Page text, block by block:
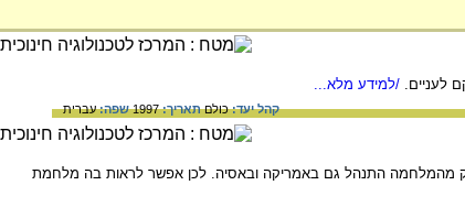
לעניים. /למידע מלא...
קהל יעד:כולםתאריך:1997 שפה:עברית
מהמלחמה התנהל גם באמריקה ובאסיה. לכן אפשר לראות בה מלחמת